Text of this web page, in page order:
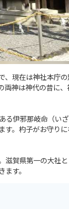
、現在は神社本庁
両神は神代の昔に
る伊邪那岐命（い
す。杓子がお守り
滋賀県第一の大社
す。